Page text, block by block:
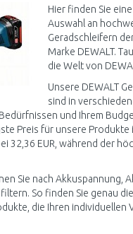
Hier finden Sie
Auswahl an
Geradschleifern
Marke DEWALT.
die Welt von
Unsere DEWALT
sind in
und Ihrem
Preis für unsere Produkte
32,36 EUR, während der
Sie nach Akkuspannung,
So finden Sie genau
die Ihren individuellen